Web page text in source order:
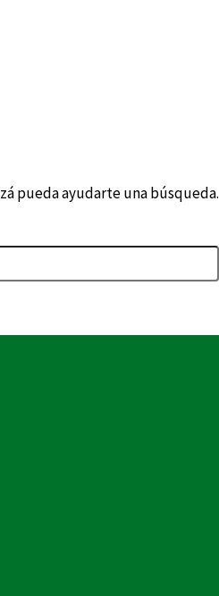
pueda ayudarte una búsqueda.